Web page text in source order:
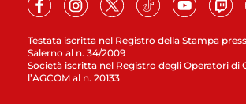
Testata iscritta nel Registro della Stampa
Salerno al n. 34/2009
Società iscritta nel Registro degli Operatori di
l’AGCOM al n. 20133